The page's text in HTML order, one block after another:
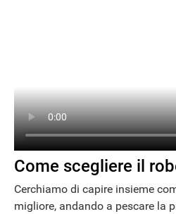
Come scegliere il
Cerchiamo di capire insieme
migliore, andando a pescare la